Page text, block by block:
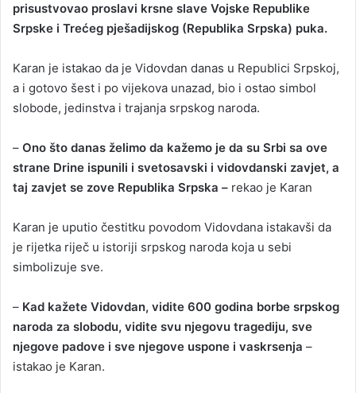
prisustvovao proslavi krsne slave Vojske Republike
Srpske i Trećeg pješadijskog (Republika Srpska) puka.
Karan je istakao da je Vidovdan danas u Republici Srpskoj,
a i gotovo šest i po vijekova unazad, bio i ostao simbol
slobode, jedinstva i trajanja srpskog naroda.
– Ono što danas želimo da kažemo je da su Srbi sa ove
strane Drine ispunili i svetosavski i vidovdanski zavjet, a
taj zavjet se zove Republika Srpska – rekao je Karan
Karan je uputio čestitku povodom Vidovdana istakavši da
je rijetka riječ u istoriji srpskog naroda koja u sebi
simbolizuje sve.
– Kad kažete Vidovdan, vidite 600 godina borbe srpskog
naroda za slobodu, vidite svu njegovu tragediju, sve
njegove padove i sve njegove uspone i vaskrsenja –
istakao je Karan.